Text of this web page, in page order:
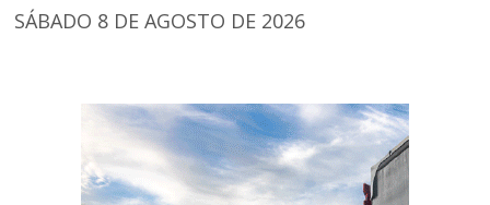
SÁBADO 8 DE AGOSTO DE 2026